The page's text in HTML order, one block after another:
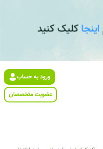
ورود به حساب
عضویت متخصصان